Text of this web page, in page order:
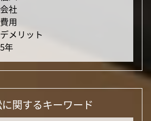
社
用
メリット
年
関するキーワード